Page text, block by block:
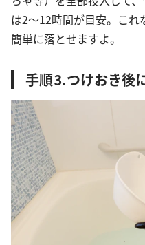
は2～12時間が目安。これ
簡単に落とせますよ。
手順⒊つけおき後